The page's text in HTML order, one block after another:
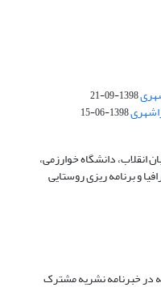
1398-09-21
1398-06-15
انقلاب، دانشگاه خوارزمی،
و برنامه ریزی روستایی
در خبرنامه نشریه مشترک